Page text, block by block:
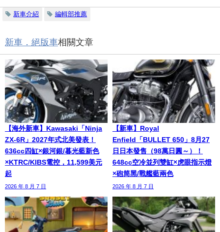
新車介紹 編輯部推薦
新車．絕版車相關文章
【海外新車】Kawasaki「Ninja
ZX-6R」2027年式北美發表！
636cc四缸×銀河銀/暮光藍新色
×KTRC/KIBS電控，11,599美元
起
2026 年 8 月 7 日
【新車】Royal
Enfield「BULLET 650」8月27
日日本發售（98萬日圓～）！
648cc空冷並列雙缸×虎眼指示燈
×砲筒黑/戰艦藍兩色
2026 年 8 月 7 日